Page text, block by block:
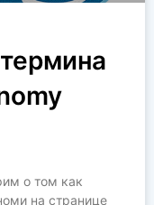
о том как
на странице